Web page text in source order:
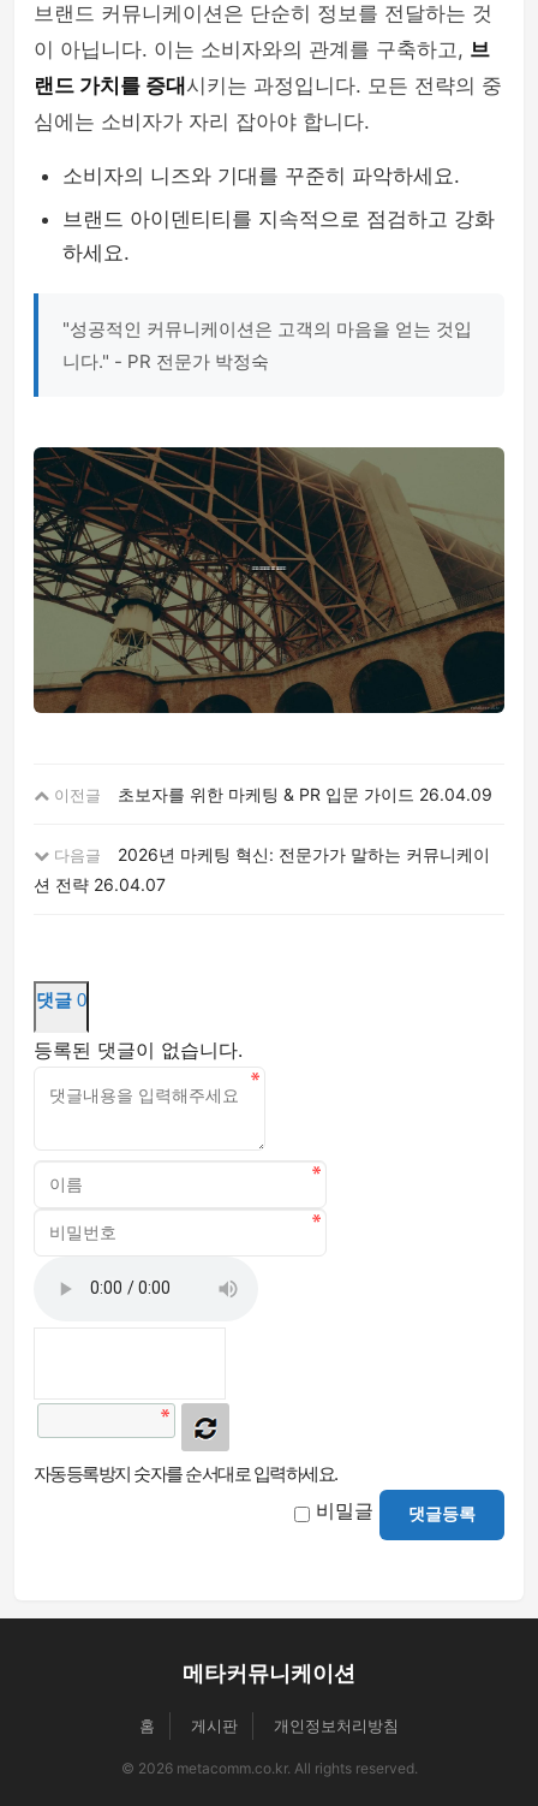
브랜드 커뮤니케이션은 단순히 정보를 전달하는 것
이 아닙니다. 이는 소비자와의 관계를 구축하고, 브
랜드 가치를 증대시키는 과정입니다. 모든 전략의 중
심에는 소비자가 자리 잡아야 합니다.
소비자의 니즈와 기대를 꾸준히 파악하세요.
브랜드 아이덴티티를 지속적으로 점검하고 강화
하세요.
"성공적인 커뮤니케이션은 고객의 마음을 얻는 것입
니다." - PR 전문가 박정숙
이전글 초보자를 위한 마케팅 & PR 입문 가이드 26.04.09
다음글
2026년 마케팅 혁신: 전문가가 말하는 커뮤니케이
션 전략 26.04.07
댓글 0
등록된 댓글이 없습니다.
자동등록방지 숫자를 순서대로 입력하세요.
비밀글 댓글등록
메타커뮤니케이션
홈 게시판 개인정보처리방침
© 2026 metacomm.co.kr. All rights reserved.